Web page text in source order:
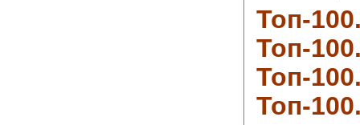
Топ-
Топ-
Топ-
Топ-